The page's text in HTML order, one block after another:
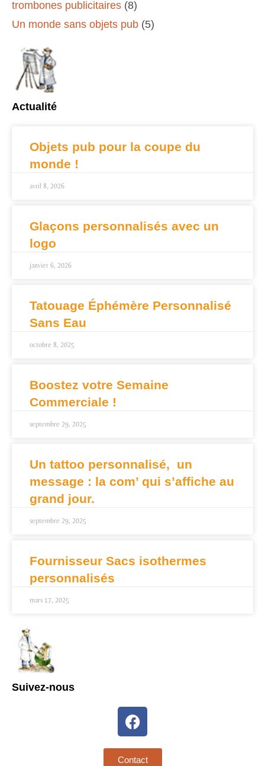
trombones publicitaires (8)
Un monde sans objets pub (5)
Actualité
Objets pub pour la coupe du
monde !
avril 8, 2026
Glaçons personnalisés avec un
logo
janvier 6, 2026
Tatouage Éphémère Personnalisé
Sans Eau
octobre 8, 2025
Boostez votre Semaine
Commerciale !
septembre 29, 2025
Un tattoo personnalisé, un
message : la com’ qui s’affiche au
grand jour.
septembre 29, 2025
Fournisseur Sacs isothermes
personnalisés
mars 17, 2025
Suivez-nous
Contact